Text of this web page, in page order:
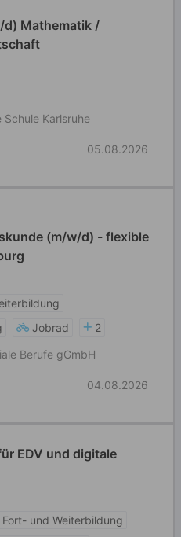
Mathematik /
Schule Karlsruhe
05.08.2026
(m/w/d) - flexible
Jobrad
2
Berufe gGmbH
04.08.2026
EDV und digitale
Fort- und Weiterbildung